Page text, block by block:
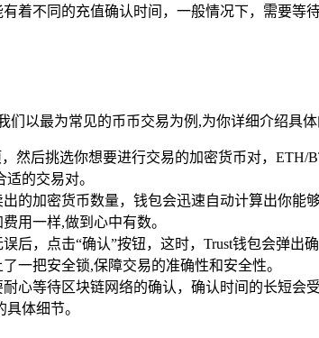
着不同的充值确认时间，一般情况下，需要
以最为常见的币币交易为例,为你详细介绍具体
，然后挑选你想要进行交易的加密货币对，
的交易对。
的加密货币数量，钱包会迅速自动计算出你
用一样,做到心中有数。
后，点击“确认”按钮，这时，Trust钱包会弹
一把安全锁,保障交易的准确性和安全性。
心等待区块链网络的确认，确认时间的长短
体细节。